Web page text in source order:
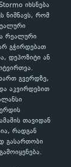
იხსნება
ნიშნავს, რომ
რეალური
გჭირდებათ
დეპოზიტი ან
გვერდზე,
აკვირდებით
თავიდან
რადგან
გასართობი